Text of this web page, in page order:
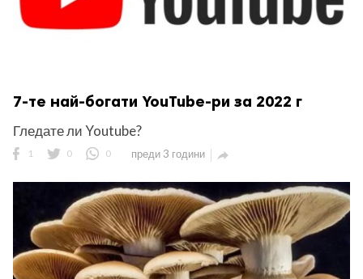
7-те най-богати YouTube-ри за 2022 г
Гледате ли Youtube?
1 0 0 преди 3 години 